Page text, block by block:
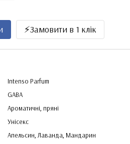
⚡️Замовити в 1 клік
Intenso Parfum
GABA
Ароматичні, пряні
Унісекс
Апельсин, Лаванда, Мандарин